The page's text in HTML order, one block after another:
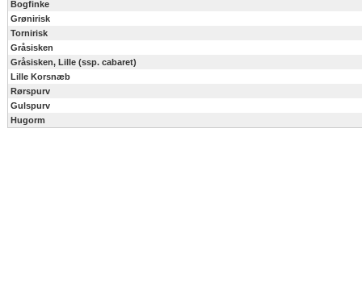
Bogfinke
Grønirisk
Tornirisk
Gråsisken
Gråsisken, Lille (ssp. cabaret)
Lille Korsnæb
Rørspurv
Gulspurv
Hugorm